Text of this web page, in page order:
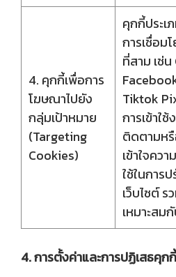
4. คุกกี้เพื่อการ
โฆษณาไปยัง
กลุ่มเป้าหมาย
(Targeting
Cookies)
คุกกี้ประเ
การเชื่อม
ที่สาม เช่
Tiktok
การเข้าใ
ติดตามหรื
เข้าใจคว
ใช้ในการ
เว็บไซต์
เหมาะสม
4. การตั้งค่าและการปฏิเสธคุกกี้